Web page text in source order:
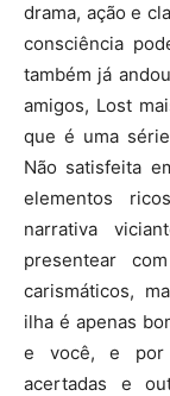
drama, ação e
consciência
também já
amigos, Lost
que é uma
Não satisfeita
elementos
narrativa
presentear
carismáticos,
ilha é apenas
e você, e por
acertadas e